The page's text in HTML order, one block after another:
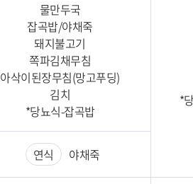
물만두국
잡곡밥/야채죽
돼지불고기
쪽파김채무침
아삭이된장무침(망고푸딩)
김치
*당뇨식-잡곡밥
*
연식 야채죽